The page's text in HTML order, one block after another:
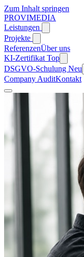
Zum Inhalt springen
PROVIMEDIA
Leistungen
Projekte
ReferenzenÜber uns
KI-Zertifikat Top
DSGVO-Schulung Neu
Company AuditKontakt